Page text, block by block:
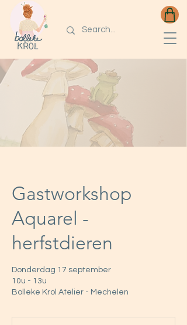
Gastworkshop
Aquarel -
herfstdieren
Donderdag 17 september
10u - 13u
Bolleke Krol Atelier - Mechelen